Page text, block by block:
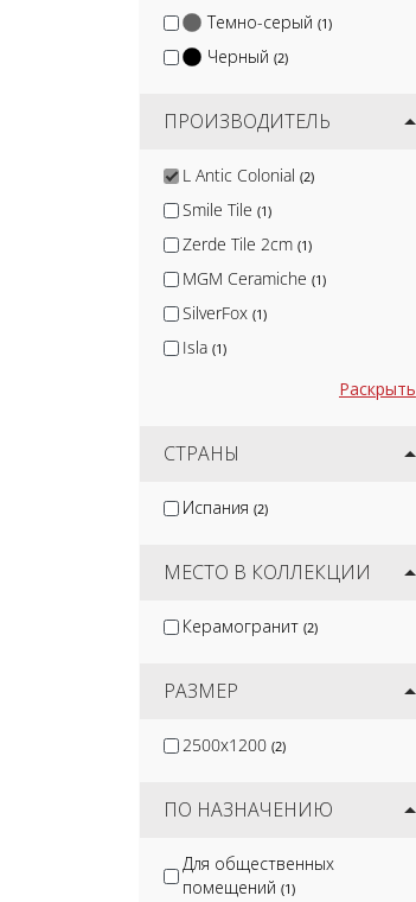
Темно-серый (1)
Черный (2)
ПРОИЗВОДИТЕЛЬ
L Antic Colonial (2)
Smile Tile (1)
Zerde Tile 2cm (1)
MGM Ceramiche (1)
SilverFox (1)
Isla (1)
Protiles
Kirovit
Раскрыть
СТРАНЫ
Испания (2)
МЕСТО В КОЛЛЕКЦИИ
Керамогранит (2)
РАЗМЕР
2500x1200 (2)
ПО НАЗНАЧЕНИЮ
Для общественных
помещений (1)